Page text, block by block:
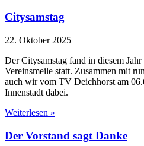
Citysamstag
22. Oktober 2025
Der Citysamstag fand in diesem
Vereinsmeile statt. Zusammen mit
auch wir vom TV Deichhorst am
Innenstadt dabei.
Weiterlesen »
Der Vorstand sagt Danke